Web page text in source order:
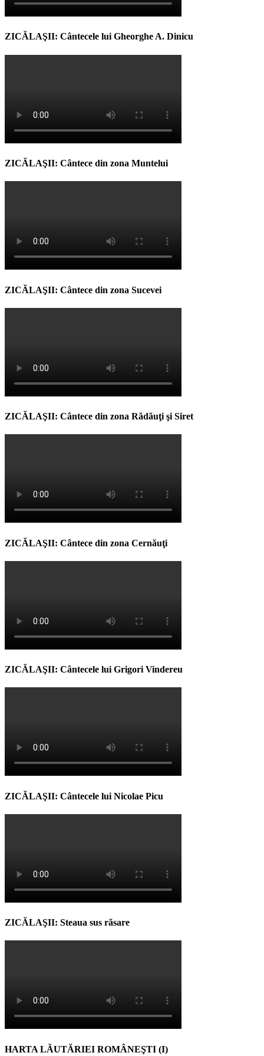
ZICĂLAŞII: Cântecele lui Gheorghe A. Dinicu
ZICĂLAŞII: Cântece din zona Muntelui
ZICĂLAŞII: Cântece din zona Sucevei
ZICĂLAŞII: Cântece din zona Rădăuţi şi Siret
ZICĂLAŞII: Cântece din zona Cernăuţi
ZICĂLAŞII: Cântecele lui Grigori Vindereu
ZICĂLAŞII: Cântecele lui Nicolae Picu
ZICĂLAŞII: Steaua sus răsare
HARTA LĂUTĂRIEI ROMÂNEŞTI (I)